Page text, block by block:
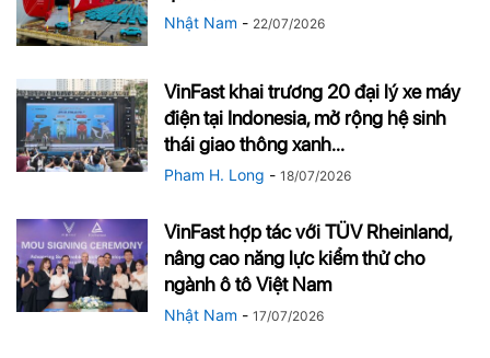
Nhật Nam - 22/07/2026
VinFast khai trương 20 đại lý xe máy
điện tại Indonesia, mở rộng hệ sinh
thái giao thông xanh...
Pham H. Long - 18/07/2026
VinFast hợp tác với TÜV Rheinland,
nâng cao năng lực kiểm thử cho
ngành ô tô Việt Nam
Nhật Nam - 17/07/2026